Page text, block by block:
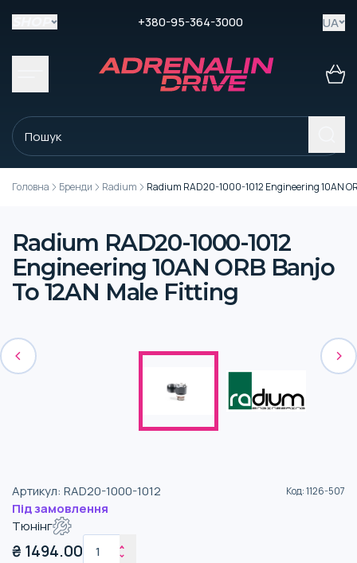
+380-95-364-3000 UA
Головна Бренди Radium Radium RAD20-1000-1012 Engineering 10AN
Radium RAD20-1000-1012
Engineering 10AN ORB Banjo
To 12AN Male Fitting
Артикул: RAD20-1000-1012 Код:1126-507
Під замовлення
Тюнінг
₴ 1494.00